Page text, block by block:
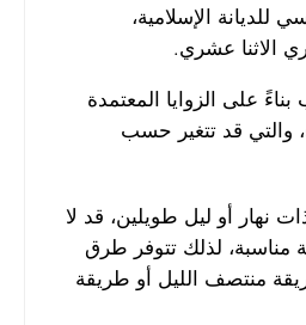
للديانة الإسلامية،
الاثنا عشري.
على الزوايا المعتمدة
والتي قد تتغير حسب
نهار أو ليل طويلين، قد لا
مناسبة، لذلك تتوفر طرق
منتصف الليل أو طريقة